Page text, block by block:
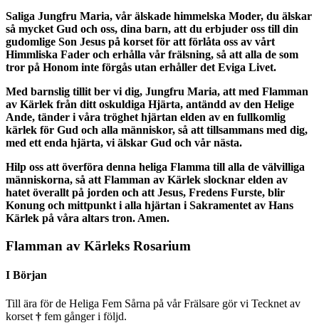
Saliga Jungfru Maria, vår älskade himmelska Moder, du älskar
så mycket Gud och oss, dina barn, att du erbjuder oss till din
gudomlige Son Jesus på korset för att förlåta oss av vårt
Himmliska Fader och erhålla vår frälsning, så att alla de som
tror på Honom inte förgås utan erhåller det Eviga Livet.
Med barnslig tillit ber vi dig, Jungfru Maria, att med Flamman
av Kärlek från ditt oskuldiga Hjärta, antändd av den Helige
Ande, tänder i våra tröghet hjärtan elden av en fullkomlig
kärlek för Gud och alla människor, så att tillsammans med dig,
med ett enda hjärta, vi älskar Gud och vår nästa.
Hilp oss att överföra denna heliga Flamma till alla de välvilliga
människorna, så att Flamman av Kärlek slocknar elden av
hatet överallt på jorden och att Jesus, Fredens Furste, blir
Konung och mittpunkt i alla hjärtan i Sakramentet av Hans
Kärlek på våra altars tron. Amen.
Flamman av Kärleks Rosarium
I Början
Till ära för de Heliga Fem Sårna på vår Frälsare gör vi Tecknet av
korset † fem gånger i följd.